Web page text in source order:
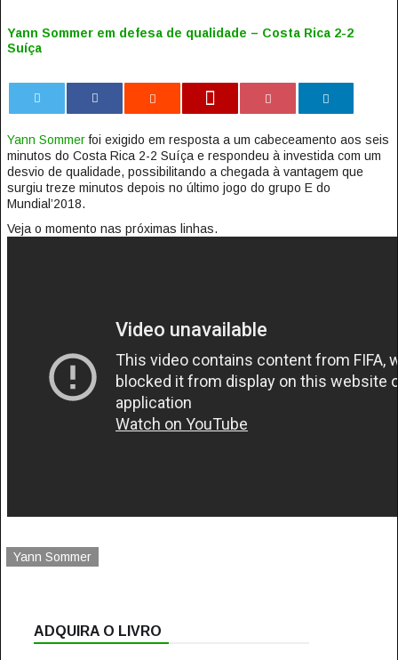
Yann Sommer em defesa de qualidade – Costa Rica 2-2
Suíça
Yann Sommerfoi exigido em resposta a um cabeceamento aos seis
minutos do Costa Rica 2-2 Suíça e respondeu à investida com um
desvio de qualidade, possibilitando a chegada à vantagem que
surgiu treze minutos depois no último jogo do grupo E do
Mundial’2018.
Veja o momento nas próximas linhas.
Yann Sommer
ADQUIRA O LIVRO